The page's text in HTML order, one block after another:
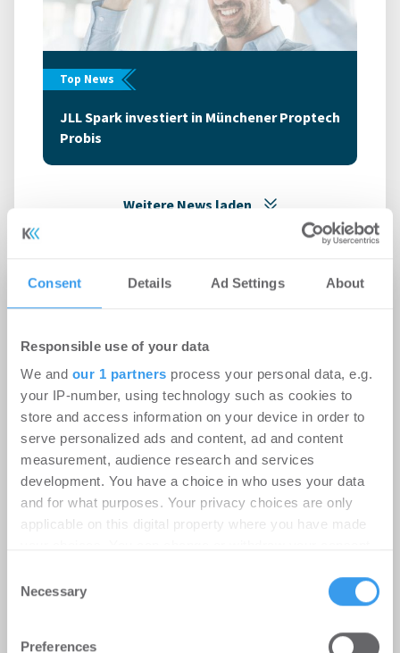
Consent Details Ad Settings About
Responsible use of your data
We and our 1 partners process your personal data, e.g.
your IP-number, using technology such as cookies to
store and access information on your device in order to
serve personalized ads and content, ad and content
measurement, audience research and services
development. You have a choice in who uses your data
and for what purposes. Your privacy choices are only
applicable on this digital property where you have made
the Privacy trigger icon.
Find out more about how your personal data is processed
Selection
Necessary
Preferences
Top News
JLL Spark investiert in Münchener Proptech
Probis
Weitere News laden
Experten-Blog
Blog by PROBIS Software GmbH